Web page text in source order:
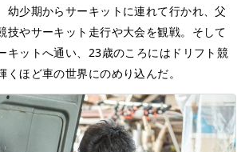
幼少期からサーキットに連れて行かれ、父
技やサーキット走行や大会を観戦。そして
キットへ通い、23歳のころにはドリフト競
くほど車の世界にのめり込んだ。